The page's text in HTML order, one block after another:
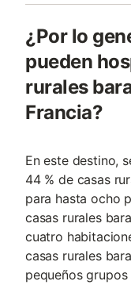
¿Por lo
pueden
rurales
Francia?
En este destino,
44 % de casas
para hasta ocho
casas rurales
cuatro
casas rurales
pequeños